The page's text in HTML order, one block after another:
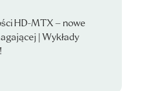
HD-MTX – nowe
| Wykłady